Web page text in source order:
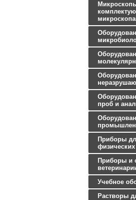
проб и
Приборы
Приборы и
Учебное
Растворы